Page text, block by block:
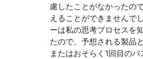
慮したことがなかったの
えることができませんで
ーは私の思考プロセスを
たので、予想される製品
またはおそらく1回目の